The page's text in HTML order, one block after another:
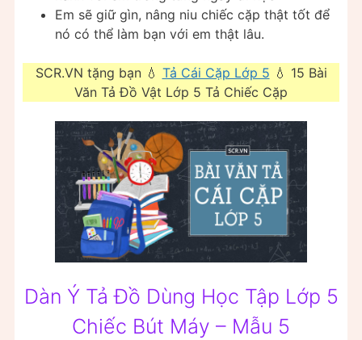
Em sẽ giữ gìn, nâng niu chiếc cặp thật tốt để
nó có thể làm bạn với em thật lâu.
SCR.VN tặng bạn 💧 Tả Cái Cặp Lớp 5 💧 15 Bài
Văn Tả Đồ Vật Lớp 5 Tả Chiếc Cặp
Dàn Ý Tả Đồ Dùng Học Tập Lớp 5
Chiếc Bút Máy – Mẫu 5